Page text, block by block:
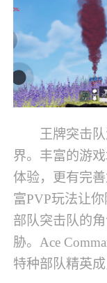
王牌突击
界。丰富的游
体验，更有完
富PVP玩法让
部队突击队的
胁。Ace
特种部队精英